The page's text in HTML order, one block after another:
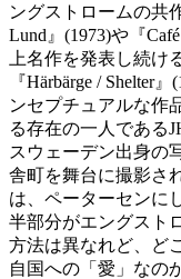
ングストロームの共
Lund』(1973)や『
上名作を発表し続
『Härbärge / Shelter
ンセプチュアルな作
る存在の一人である
スウェーデン出身の
舎町を舞台に撮影さ
は、ペーターセンに
半部分がエングスト
方法は異なれど、ど
自国への「愛」なの